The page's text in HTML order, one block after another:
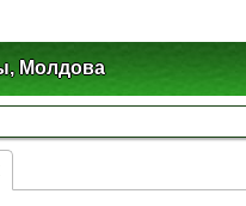
Молдова